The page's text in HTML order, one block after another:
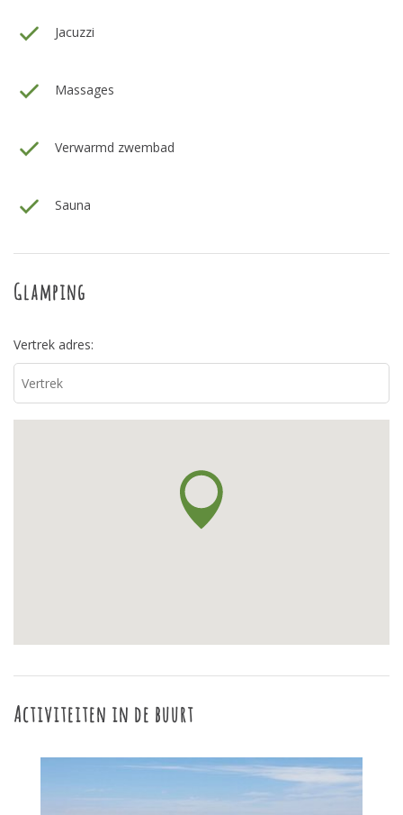
Jacuzzi
Massages
Verwarmd zwembad
Sauna
Glamping
Vertrek adres:
Activiteiten in de buurt